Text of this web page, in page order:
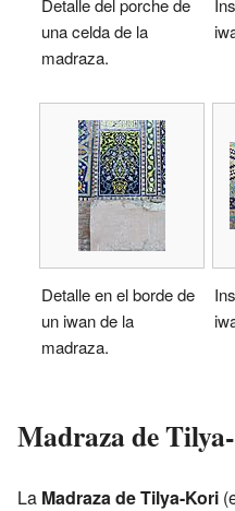
Detalle del porche de
una celda de la
madraza.
Detalle en el borde de
un iwan de la
madraza.
Madraza de
La Madraza de Tilya-Kori